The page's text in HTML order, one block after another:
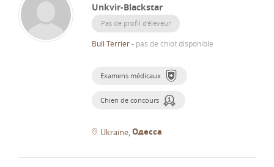
Unkvir-Blackstar
Pas de profil d'éleveur
Bull Terrier- pas de chiot disponible
Examens médicaux
Chien de concours
Ukraine Одесса